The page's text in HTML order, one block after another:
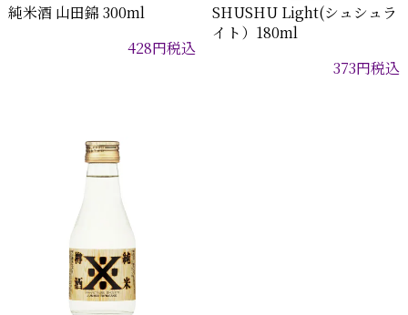
純米酒 山田錦 300ml
428円税込
SHUSHU Light(シュシュラ
イト）180ml
373円税込